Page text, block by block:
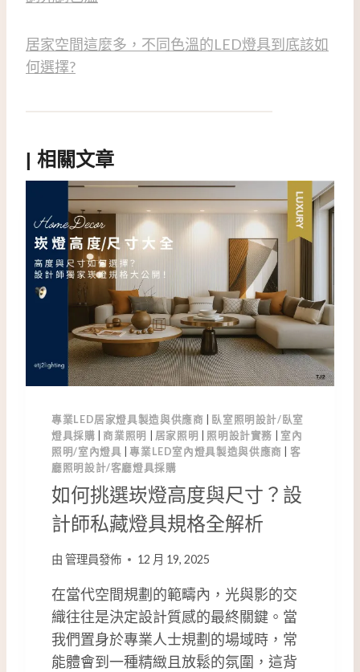
居家空間這麼多，不同色溫的LED燈具到底該如
何選擇?
| 相關文章
專業LED居家燈具製造與供應商
臥室照明設計/臥室
燈具採購
商業照明 居家照明 照明設計實務
室內
照明/室內燈具 |專業LED室內燈具製造與供應商
客
廳照明設計/客廳燈具採購
如何挑選崁燈高度與尺寸？設
計師私藏燈具規格全解析
由 管理員發佈 12 月 19, 2025
在當代空間規劃的範疇內，光與影的交
織往往是決定設計質感的最終關鍵。當
我們置身於專業人士規劃的場域時，常
能體會到一種精緻且放鬆的氛圍，這背